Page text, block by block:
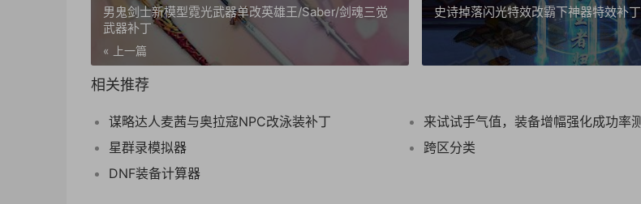
男鬼剑士新模型霓光武器单改英雄王/Saber/剑魂三觉
武器补丁
« 上一篇
史诗掉落闪光特效改霸下神器特效补丁
相关推荐
谋略达人麦茜与奥拉寇NPC改泳装补丁
星群录模拟器
跨区分类
DNF装备计算器